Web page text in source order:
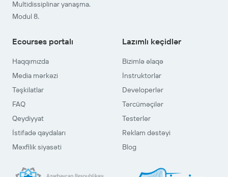
Multidissiplinar yanaşma.
Modul 8.
Ecourses portalı
Haqqımızda
Media mərkəzi
Təşkilatlar
FAQ
Qeydiyyat
İstifadə qaydaları
Məxfilik siyasəti
Lazımlı keçidlər
Bizimlə əlaqə
İnstruktorlar
Developerlər
Tərcüməçilər
Testerlər
Reklam dəstəyi
Blog